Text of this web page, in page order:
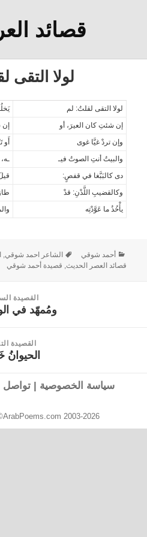
قصائد
لولا التقى
لولا التقى لقلتُ: لم
إن شئتِ كان العيرَ، أو
وإن تردْ غيَّا غوى
والبيتُ أنتِ الصوتُ فيـ
دى كالبَبَّغا في قفصٍ:
وكالقضيبِ اللَّدْنِ: قدْ
يأْخُذُ ما عَوَّدْتِه
أحمد شوقي الشاعر احمد شوقي,
قصائد العصر الحديث, قصيدة أحمد شوقي
القصيدة
ومُمهّد في
القصيدة
الحيوانُ
سياسة الخصوصية |تواصل
2003-2026